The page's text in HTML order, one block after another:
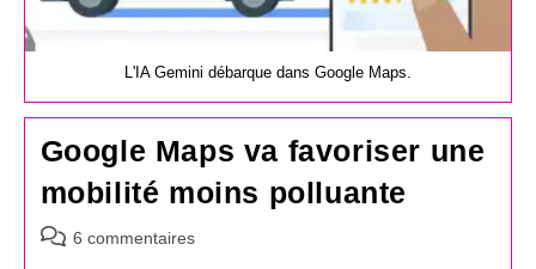
L'IA Gemini débarque dans Google Maps.
Google Maps va favoriser une
mobilité moins polluante
Commentaires
6 commentaires